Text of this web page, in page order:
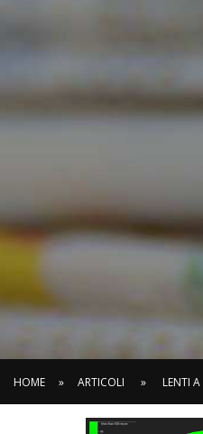
HOME » ARTICOLI » LENTI